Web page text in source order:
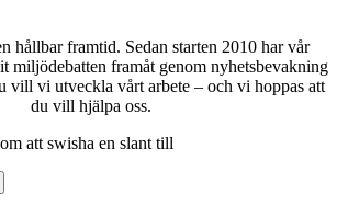
hållbar framtid. Sedan starten 2010 har vår
miljödebatten framåt genom nyhetsbevakning
vill vi utveckla vårt arbete – och vi hoppas att
du vill hjälpa oss.
att swisha en slant till